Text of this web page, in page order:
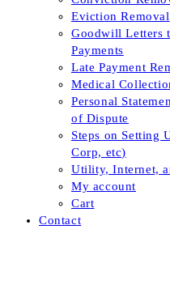
Eviction Removal
Goodwill Letters
Payments
Late Payment
Medical
Personal
of Dispute
Steps on Setting
Corp, etc)
Utility, Internet,
My account
Cart
Contact